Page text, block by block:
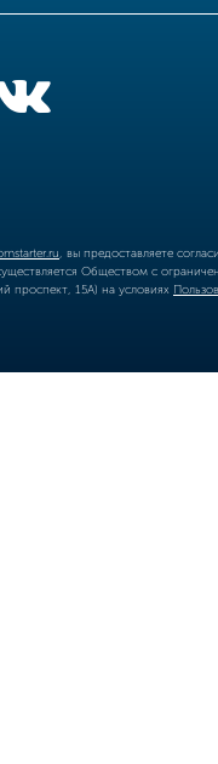
, вы предоставляете
Обществом с
проспект, 15А) на условиях